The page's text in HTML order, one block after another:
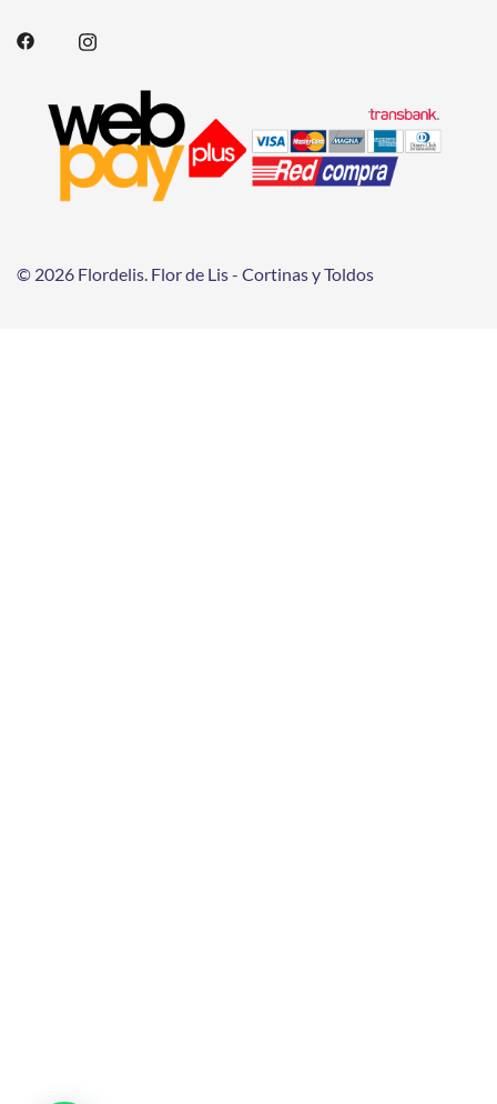
© 2026 Flordelis. Flor de Lis - Cortinas y Toldos